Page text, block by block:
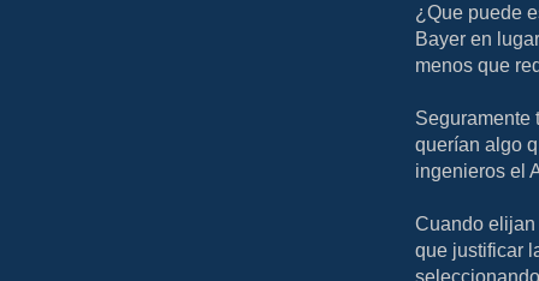
¿Que puede
Bayer en
menos que
Seguramente
querían algo
ingenieros el
Cuando elijan
que justificar